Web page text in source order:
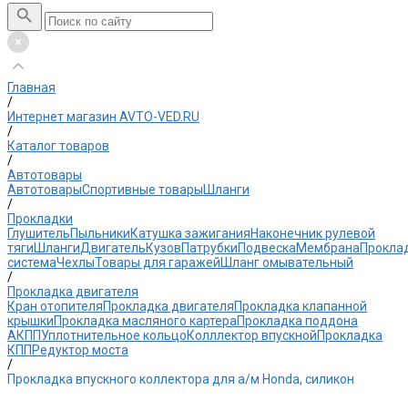
Главная
/
Интернет магазин AVTO-VED.RU
/
Каталог товаров
/
Автотовары
АвтотоварыСпортивные товарыШланги
/
Прокладки
ГлушительПыльникиКатушка зажиганияНаконечник рулевой
тягиШлангиДвигательКузовПатрубкиПодвескаМембрана
системаЧехлыТовары для гаражейШланг омывательный
/
Прокладка двигателя
Кран отопителяПрокладка двигателяПрокладка клапанной
крышкиПрокладка масляного картераПрокладка поддона
АКППУплотнительное кольцоКолллектор впускнойПрокладка
КПП Редуктор моста
/
Прокладка впускного коллектора для а/м Honda, силикон